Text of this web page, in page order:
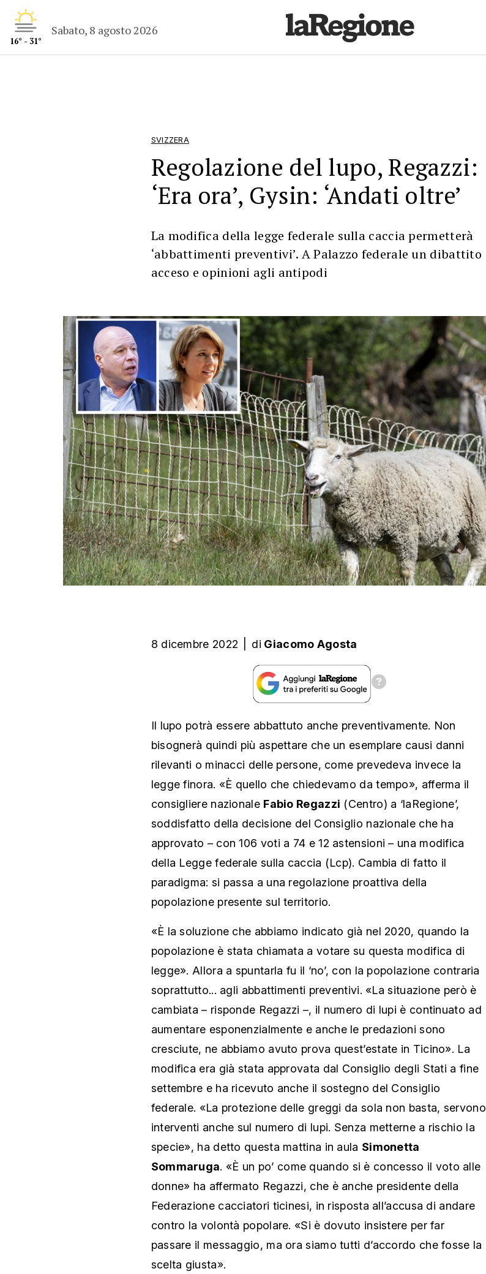
16° - 31°
Sabato, 8 agosto 2026
SVIZZERA
Regolazione del lupo, Regazzi:
‘Era ora’, Gysin: ‘Andati oltre’
La modifica della legge federale sulla caccia permetterà
‘abbattimenti preventivi’. A Palazzo federale un dibattito
acceso e opinioni agli antipodi
8 dicembre 2022 di Giacomo Agosta
Il lupo potrà essere abbattuto anche preventivamente. Non
bisognerà quindi più aspettare che un esemplare causi danni
rilevanti o minacci delle persone, come prevedeva invece la
legge finora. «È quello che chiedevamo da tempo», afferma il
consigliere nazionale Fabio Regazzi (Centro) a ‘laRegione’,
soddisfatto della decisione del Consiglio nazionale che ha
approvato – con 106 voti a 74 e 12 astensioni – una modifica
della Legge federale sulla caccia (Lcp). Cambia di fatto il
paradigma: si passa a una regolazione proattiva della
popolazione presente sul territorio.
«È la soluzione che abbiamo indicato già nel 2020, quando la
popolazione è stata chiamata a votare su questa modifica di
legge». Allora a spuntarla fu il ‘no’, con la popolazione contraria
soprattutto... agli abbattimenti preventivi. «La situazione però è
cambiata – risponde Regazzi –, il numero di lupi è continuato ad
aumentare esponenzialmente e anche le predazioni sono
cresciute, ne abbiamo avuto prova quest’estate in Ticino». La
modifica era già stata approvata dal Consiglio degli Stati a fine
settembre e ha ricevuto anche il sostegno del Consiglio
federale. «La protezione delle greggi da sola non basta, servono
interventi anche sul numero di lupi. Senza metterne a rischio la
specie», ha detto questa mattina in aula Simonetta
Sommaruga. «È un po’ come quando si è concesso il voto alle
donne» ha affermato Regazzi, che è anche presidente della
Federazione cacciatori ticinesi, in risposta all’accusa di andare
contro la volontà popolare. «Si è dovuto insistere per far
passare il messaggio, ma ora siamo tutti d’accordo che fosse la
scelta giusta».